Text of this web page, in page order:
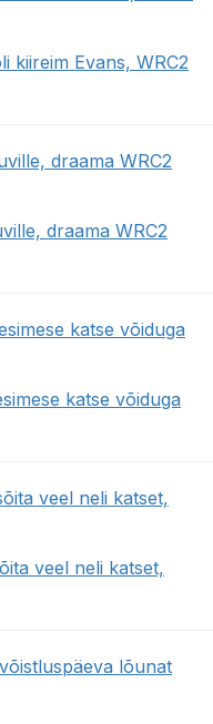
kiireim Evans, WRC2
draama WRC2
katse võiduga
veel neli katset,